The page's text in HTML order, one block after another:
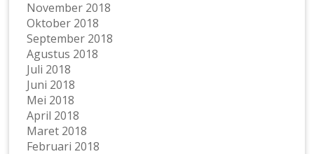
November 2018
Oktober 2018
September 2018
Agustus 2018
Juli 2018
Juni 2018
Mei 2018
April 2018
Maret 2018
Februari 2018